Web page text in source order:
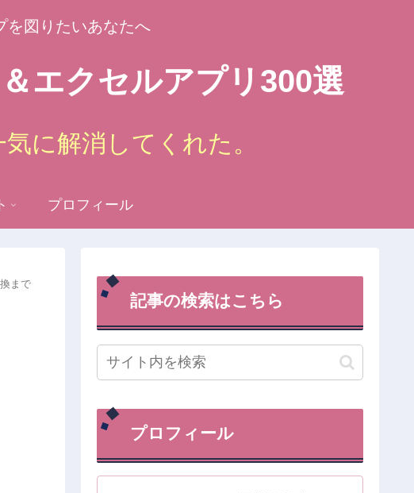
を図りたいあなたへ
エクセルアプリ300選
に解消してくれた。
プロフィール
まで
記事の検索はこちら
プロフィール